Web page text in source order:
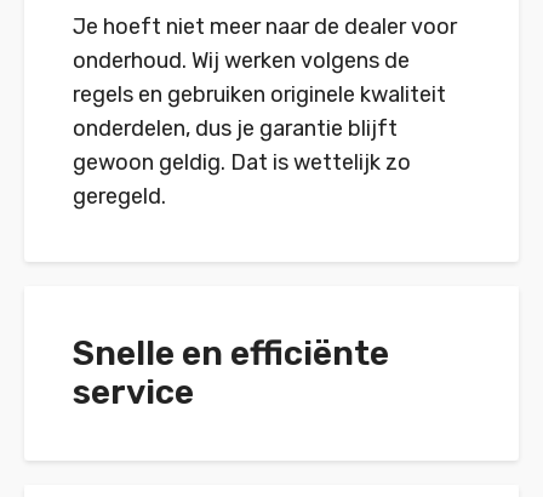
Je hoeft niet meer naar de dealer voor
onderhoud. Wij werken volgens de
regels en gebruiken originele kwaliteit
onderdelen, dus je garantie blijft
gewoon geldig. Dat is wettelijk zo
geregeld.
Snelle en efficiënte
service